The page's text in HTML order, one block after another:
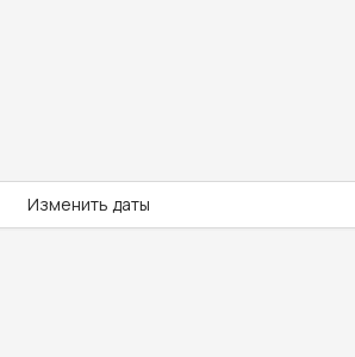
Изменить даты